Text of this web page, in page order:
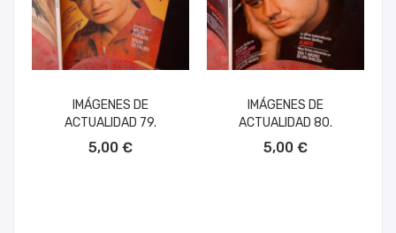
IMÁGENES DE
ACTUALIDAD 79.
5,00 €
IMÁGENES DE
ACTUALIDAD 80.
5,00 €